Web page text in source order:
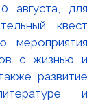
августа, для
квест
мероприятия
с жизнью и
развитие
и